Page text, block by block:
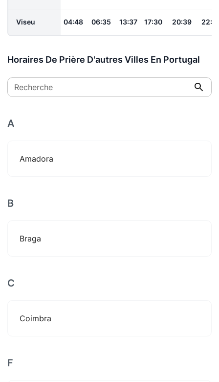
Viseu 04:48 06:35 13:37 17:30 20:39
Horaires De Prière D'autres Villes En Portugal
Recherche
A
Amadora
B
Braga
C
Coimbra
F